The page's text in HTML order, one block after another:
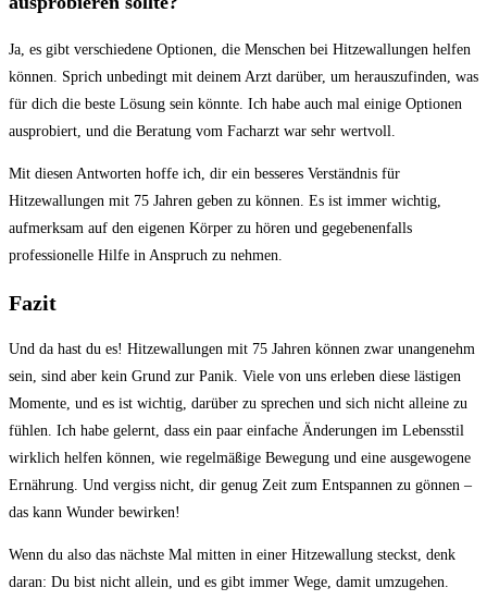
Ja, es gibt verschiedene⁢ Optionen, die Menschen ⁤bei ⁣Hitzewallungen helfen
können. Sprich unbedingt mit deinem Arzt darüber, um herauszufinden, was
für⁢ dich die beste Lösung sein könnte. ⁣Ich habe auch mal⁢ einige Optionen
ausprobiert, und die Beratung vom Facharzt⁣ war sehr wertvoll.
Mit‌ diesen Antworten ⁤hoffe ich, dir ein besseres Verständnis für
Hitzewallungen ⁢mit 75 Jahren geben zu können. Es ist immer wichtig,
⁣aufmerksam ⁣auf den eigenen Körper zu hören und gegebenenfalls
professionelle Hilfe in Anspruch zu nehmen.
Fazit
Und da hast⁤ du‍ es!​ Hitzewallungen mit 75⁢ Jahren können zwar unangenehm
sein, sind aber kein Grund ‍zur Panik. Viele von uns erleben diese lästigen
Momente, und es ist wichtig, darüber zu sprechen und sich nicht⁣ alleine zu
fühlen. Ich habe⁣ gelernt, ⁤dass ein paar einfache Änderungen im Lebensstil‍
wirklich helfen können, wie regelmäßige Bewegung und eine ausgewogene
Ernährung. Und ⁣vergiss nicht, dir genug Zeit zum Entspannen zu gönnen –
das kann Wunder bewirken!
Wenn du also das nächste ​Mal mitten in einer Hitzewallung steckst, denk
daran: Du bist nicht allein, und es gibt immer Wege,⁢ damit umzugehen.